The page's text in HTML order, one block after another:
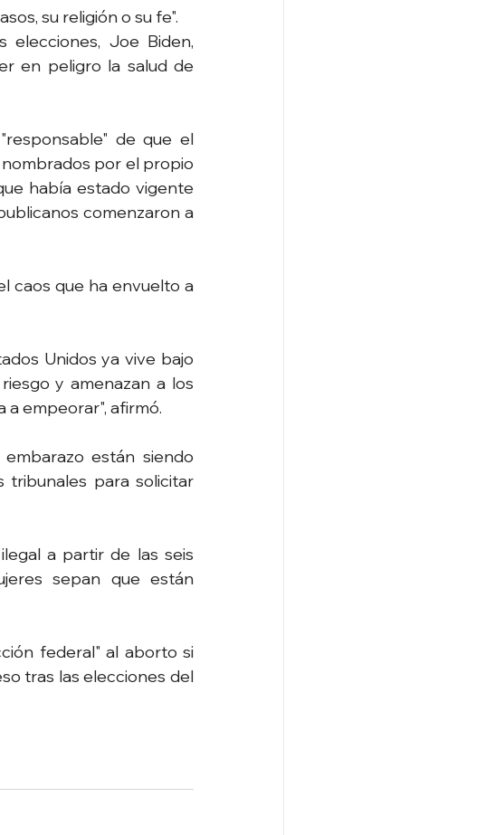
su religión o su fe".
elecciones, Joe Biden,
en peligro la salud de
de que el
por el propio
había estado vigente
comenzaron a
caos que ha envuelto a
Unidos ya vive bajo
y amenazan a los
a empeorar", afirmó.
están siendo
tribunales para solicitar
a partir de las seis
sepan que están
federal" al aborto si
tras las elecciones del